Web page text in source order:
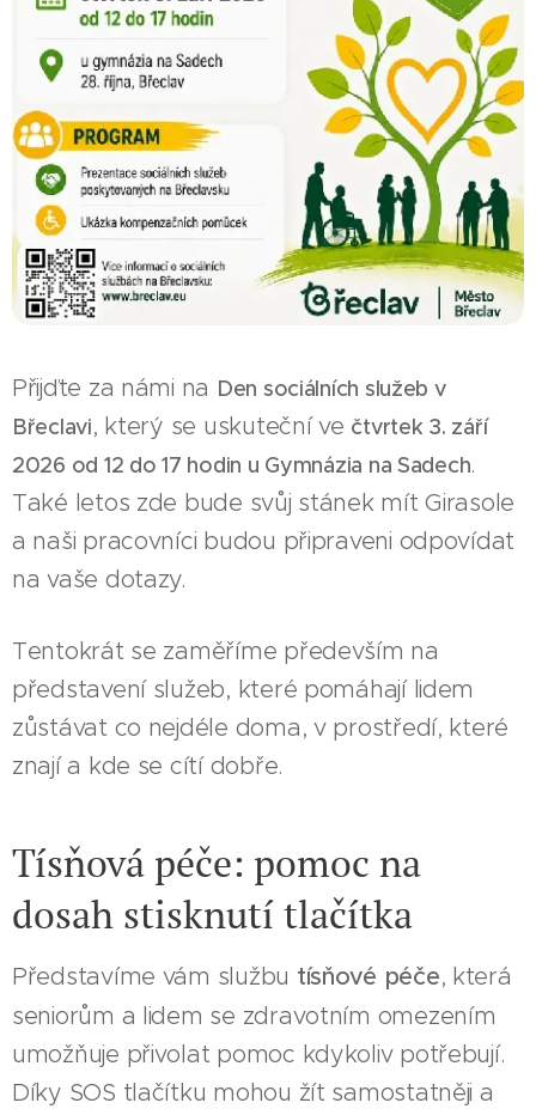
Přijďte za námi na Den sociálních služeb v
Břeclavi, který se uskuteční ve čtvrtek 3. září
2026 od 12 do 17 hodin u Gymnázia na Sadech.
Také letos zde bude svůj stánek mít Girasole
a naši pracovníci budou připraveni odpovídat
na vaše dotazy.
Tentokrát se zaměříme především na
představení služeb, které pomáhají lidem
zůstávat co nejdéle doma, v prostředí, které
znají a kde se cítí dobře.
Tísňová péče: pomoc na
dosah stisknutí tlačítka
Představíme vám službu tísňové péče, která
seniorům a lidem se zdravotním omezením
umožňuje přivolat pomoc kdykoliv potřebují.
Díky SOS tlačítku mohou žít samostatněji a